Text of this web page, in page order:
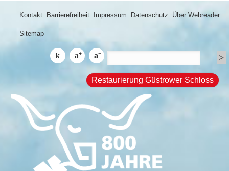
Kontakt Barrierefreiheit Impressum Datenschutz Über Webreader
Sitemap
Restaurierung Güstrower Schloss